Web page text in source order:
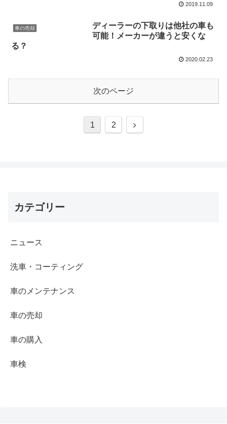
2019.11.09
車の売却
ディーラーの下取りは他社の車も
可能！メーカーが違うと安くな
る？
2020.02.23
次のページ
1 2
次
カテゴリー
ニュース
洗車・コーティング
車のメンテナンス
車の売却
車の購入
車検